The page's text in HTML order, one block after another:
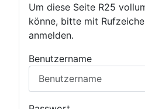
Um diese Seite R25
könne, bitte mit
anmelden.
Benutzername